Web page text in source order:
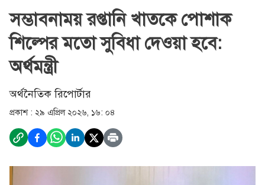
সম্ভাবনাময় রপ্তানি খাতকে পোশাক
শিল্পের মতো সুবিধা দেওয়া হবে:
অর্থমন্ত্রী
অর্থনৈতিক রিপোর্টার
প্রকাশ : ২৯ এপ্রিল ২০২৬, ১৬: ০৪